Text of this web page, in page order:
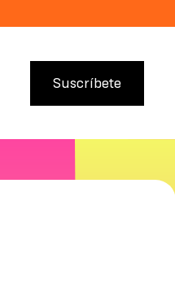
Suscríbete